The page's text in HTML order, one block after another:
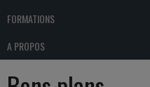
FORMATIONS
A PROPOS